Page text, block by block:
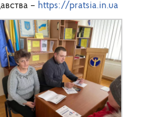
– https://pratsia.in.ua